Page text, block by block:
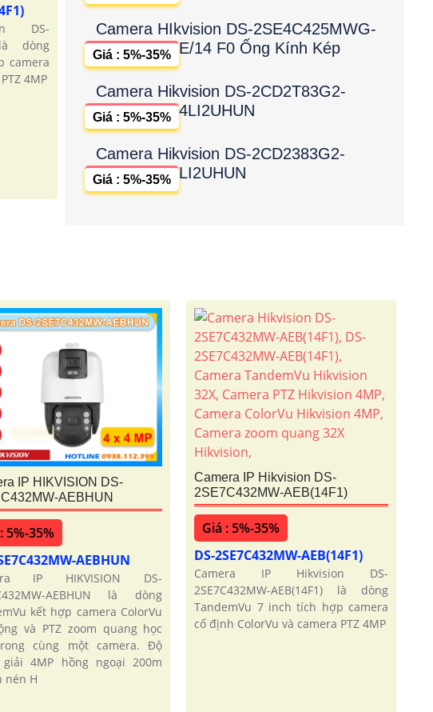
DS-
là dòng
camera
4MP
Camera HIkvision DS-2SE4C425MWG-
E/14 F0 Ống Kính Kép
Giá : 5%-35%
Camera Hikvision DS-2CD2T83G2-
4LI2UHUN
Giá : 5%-35%
Camera Hikvision DS-2CD2383G2-
LI2UHUN
Giá : 5%-35%
IP HIKVISION DS-
AEBHUN
5%-35%
AEBHUN
IP HIKVISION DS-
AEBHUN là dòng
kết hợp camera ColorVu
và PTZ zoom quang học
cùng một camera. Độ
4MP hồng ngoại 200m
nén H
Camera IP Hikvision DS-
2SE7C432MW-AEB(14F1)
Giá : 5%-35%
DS-2SE7C432MW-AEB(14F1)
Camera IP Hikvision DS-
2SE7C432MW-AEB(14F1) là dòng
TandemVu 7 inch tích hợp camera
cố định ColorVu và camera PTZ 4MP